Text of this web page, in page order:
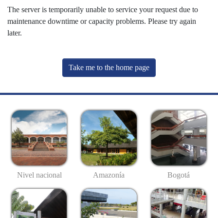
The server is temporarily unable to service your request due to
maintenance downtime or capacity problems. Please try again
later.
Take me to the home page
Nivel nacional Amazonía Bogotá